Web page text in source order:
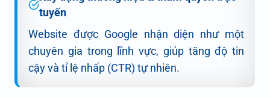
tuyến
Website được Google nhận diện như một
chuyên gia trong lĩnh vực, giúp tăng độ tin
cậy và tỉ lệ nhấp (CTR) tự nhiên.